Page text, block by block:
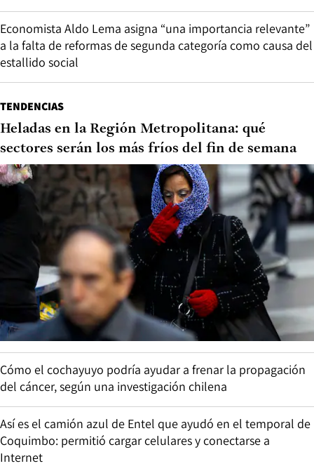
Economista Aldo Lema asigna “una importancia relevante”
a la falta de reformas de segunda categoría como causa del
estallido social
TENDENCIAS
Heladas en la Región Metropolitana: qué
sectores serán los más fríos del fin de semana
Cómo el cochayuyo podría ayudar a frenar la propagación
del cáncer, según una investigación chilena
Así es el camión azul de Entel que ayudó en el temporal de
Coquimbo: permitió cargar celulares y conectarse a
Internet